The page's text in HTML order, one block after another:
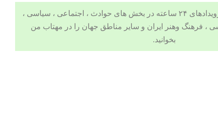
اجتماعی ، سیاسی ،
، فرهنگ وهنر ایران و سایر مناطق جهان را در مهتاب من
بخوانید.